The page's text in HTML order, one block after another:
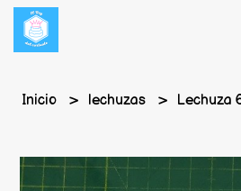
Inicio lechuzas Lechuza